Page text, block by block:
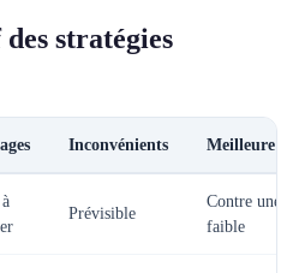
stratégies
Inconvénients Meilleure
Prévisible
Contre une
faible